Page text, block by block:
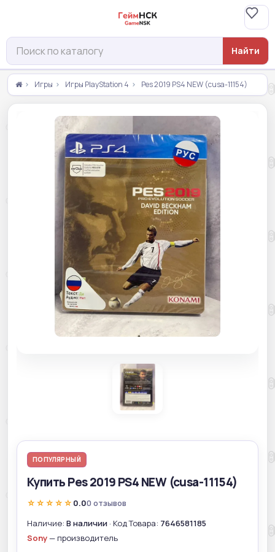
Найти
Игры Игры PlayStation 4 Pes 2019 PS4 NEW (cusa-11154)
ПОПУЛЯРНЫЙ
Купить Pes 2019 PS4 NEW (cusa-11154)
☆☆☆☆☆ 0.00 отзывов
Наличие: В наличии · Код Товара: 7646581185
Sony— производитель